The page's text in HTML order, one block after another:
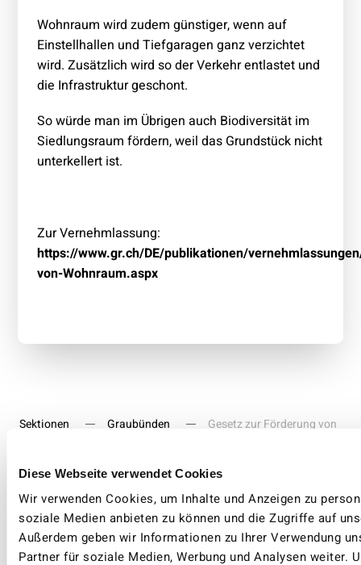
Diese Webseite verwendet Cookies
Wir verwenden Cookies, um Inhalte und Anzeigen zu
soziale Medien anbieten zu können und die Zugriffe auf
Außerdem geben wir Informationen zu Ihrer Verwendung
Partner für soziale Medien, Werbung und Analysen weiter.
Wohnraum wird zudem günstiger, wenn auf
Einstellhallen und Tiefgaragen ganz verzichtet
wird. Zusätzlich wird so der Verkehr entlastet und
die Infrastruktur geschont.
So würde man im Übrigen auch Biodiversität im
Siedlungsraum fördern, weil das Grundstück nicht
unterkellert ist.
Zur Vernehmlassung:
https://www.gr.ch/DE/publikationen/
von-Wohnraum.aspx
Sektionen Graubünden
Gesetz zur Förderung von
VCS GRAUBÜNDEN 15. SEPTEMBER 2024